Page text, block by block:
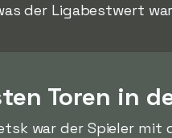
der Ligabestwert
Toren in
war der Spieler mit